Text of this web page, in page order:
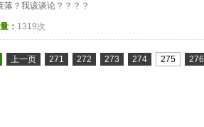
？我该谈论？？？？
： 1319次
上一页 271 272 273 274 275 276